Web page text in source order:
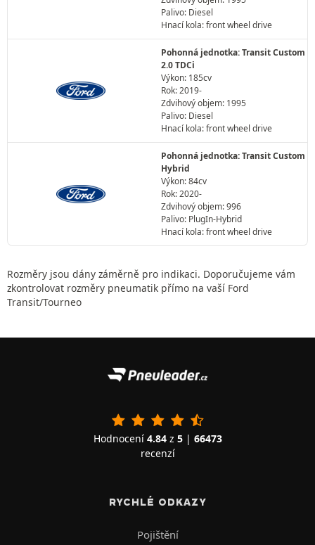
Palivo: Diesel
Hnací kola: front wheel drive
Pohonná jednotka: Transit Custom
2.0 TDCi
Výkon: 185cv
Rok: 2019-
Zdvihový objem: 1995
Palivo: Diesel
Hnací kola: front wheel drive
Pohonná jednotka: Transit Custom
Hybrid
Výkon: 84cv
Rok: 2020-
Zdvihový objem: 996
Palivo: PlugIn-Hybrid
Hnací kola: front wheel drive
Rozměry jsou dány záměrně pro indikaci. Doporučujeme vám
zkontrolovat rozměry pneumatik přímo na vaší Ford
Transit/Tourneo
Hodnocení 4.84z 5| 66473
recenzí
RYCHLÉ ODKAZY
Pojištění